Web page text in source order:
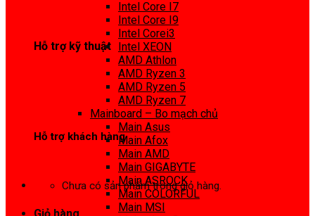
Hỗ trợ kỹ thuật
Hỗ trợ khách hàng
Chưa có sản phẩm trong giỏ hàng.
Intel Core I7
Intel Core I9
Intel Corei3
Intel XEON
AMD Athlon
AMD Ryzen 3
AMD Ryzen 5
AMD Ryzen 7
Mainboard – Bo mạch chủ
Main Asus
Main Afox
Main AMD
Main GIGABYTE
Main ASROCK
Main COLORFUL
Main MSI